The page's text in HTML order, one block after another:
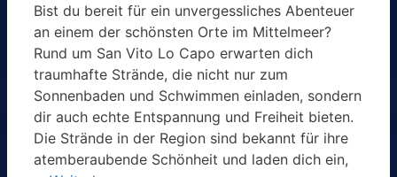
Bist du bereit für ein unvergessliches Abenteuer
an einem der schönsten Orte im Mittelmeer?
Rund um San Vito Lo Capo erwarten dich
traumhafte Strände, die nicht nur zum
Sonnenbaden und Schwimmen einladen, sondern
dir auch echte Entspannung und Freiheit bieten.
Die Strände in der Region sind bekannt für ihre
atemberaubende Schönheit und laden dich ein,